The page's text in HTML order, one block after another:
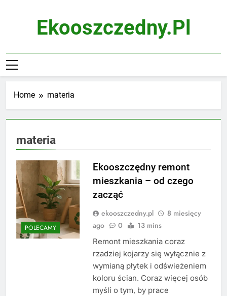
Ekooszczedny.pl
Home materia
materia
POLECAMY
Ekooszczędny remont
mieszkania – od czego
zacząć
ekooszczedny.pl
8 miesięcy
ago
0 13 mins
Remont mieszkania coraz
rzadziej kojarzy się wyłącznie z
wymianą płytek i odświeżeniem
koloru ścian. Coraz więcej osób
myśli o tym, by prace